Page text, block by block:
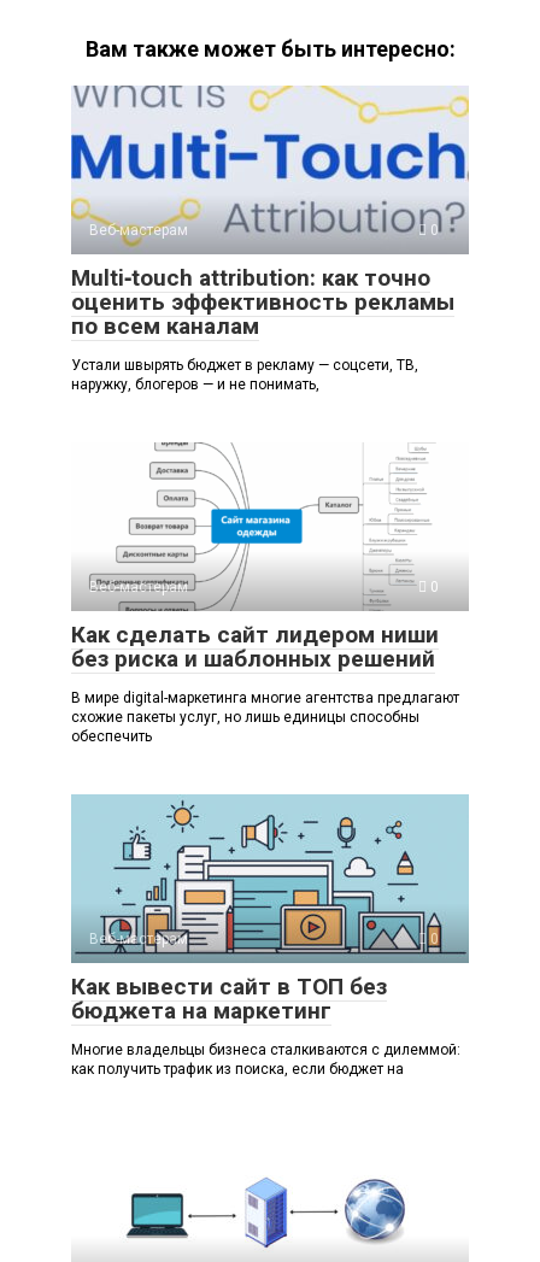
Вам также может быть интересно:
Веб-мастерам 0
Multi‑touch attribution: как точно
оценить эффективность рекламы
по всем каналам
Устали швырять бюджет в рекламу — соцсети, ТВ,
наружку, блогеров — и не понимать,
Веб-мастерам 0
Как сделать сайт лидером ниши
без риска и шаблонных решений
В мире digital-маркетинга многие агентства предлагают
схожие пакеты услуг, но лишь единицы способны
обеспечить
Веб-мастерам 0
Как вывести сайт в ТОП без
бюджета на маркетинг
Многие владельцы бизнеса сталкиваются с дилеммой:
как получить трафик из поиска, если бюджет на